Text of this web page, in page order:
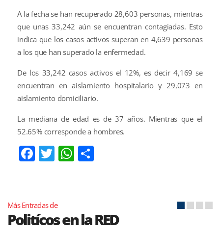
A la fecha se han recuperado 28,603 personas, mientras
que unas 33,242 aún se encuentran contagiadas. Esto
indica que los casos activos superan en 4,639 personas
a los que han superado la enfermedad.
De los 33,242 casos activos el 12%, es decir 4,169 se
encuentran en aislamiento hospitalario y 29,073 en
aislamiento domiciliario.
La mediana de edad es de 37 años. Mientras que el
52.65% corresponde a hombres.
Facebook
TwitterWhatsApp
Más Entradas de
Politícos en la RED